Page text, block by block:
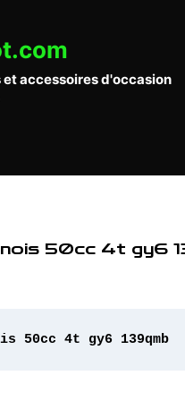
et accessoires d'occasion
50cc 4t gy6
50cc 4t gy6 139qmb